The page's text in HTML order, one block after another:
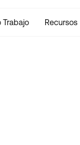
Trabajo Recursos